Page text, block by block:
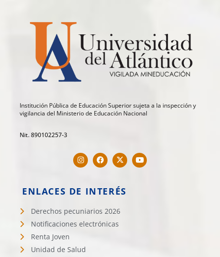
Institución Pública de Educación Superior sujeta a la inspección y
vigilancia del Ministerio de Educación Nacional
Nit. 890102257-3
ENLACES DE INTERÉS
Derechos pecuniarios 2026
Notificaciones electrónicas
Renta Joven
Unidad de Salud